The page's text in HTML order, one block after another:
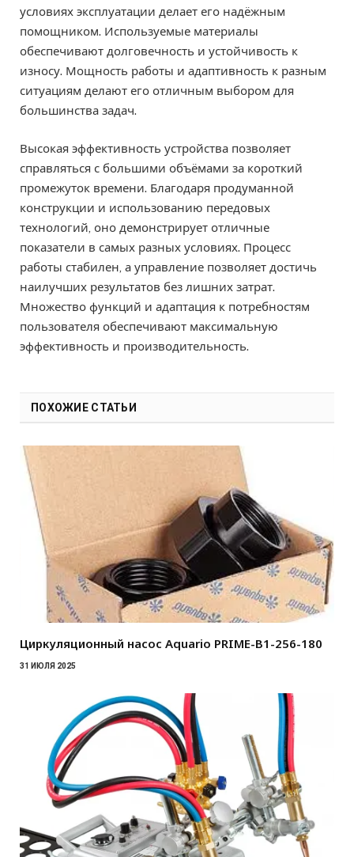
условиях эксплуатации делает его надёжным
помощником. Используемые материалы
обеспечивают долговечность и устойчивость к
износу. Мощность работы и адаптивность к разным
ситуациям делают его отличным выбором для
большинства задач.
Высокая эффективность устройства позволяет
справляться с большими объёмами за короткий
промежуток времени. Благодаря продуманной
конструкции и использованию передовых
технологий, оно демонстрирует отличные
показатели в самых разных условиях. Процесс
работы стабилен, а управление позволяет достичь
наилучших результатов без лишних затрат.
Множество функций и адаптация к потребностям
пользователя обеспечивают максимальную
эффективность и производительность.
ПОХОЖИЕ СТАТЬИ
Циркуляционный насос Aquario PRIME-B1-256-180
31 ИЮЛЯ 2025